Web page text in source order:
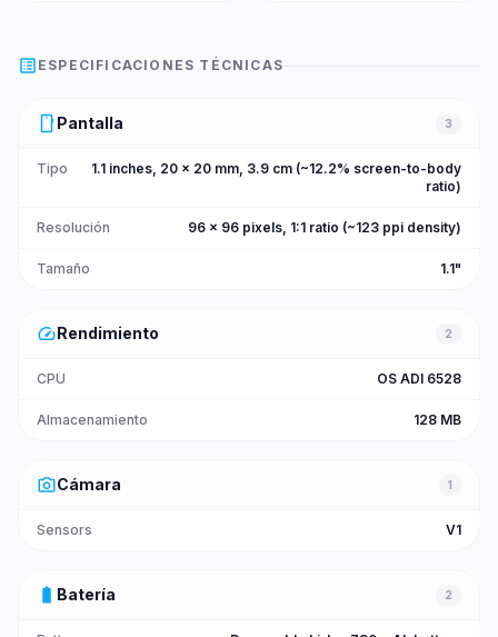
list_alt ESPECIFICACIONES TÉCNICAS
smartphone Pantalla 3
Tipo
1.1 inches, 20 x 20 mm, 3.9 cm (~12.2% screen-to-body
ratio)
Resolución 96 x 96 pixels, 1:1 ratio (~123 ppi density)
Tamaño 1.1"
speedRendimiento 2
CPU OS ADI 6528
Almacenamiento 128 MB
photo_cameraCámara 1
Sensors V1
battery_full Batería 2